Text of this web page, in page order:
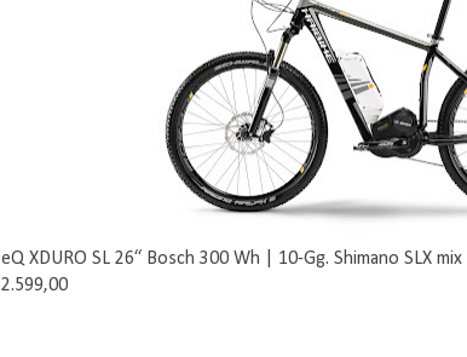
eQ XDURO SL 26“ Bosch 300 Wh | 10-Gg. Shimano SLX
2.599,00